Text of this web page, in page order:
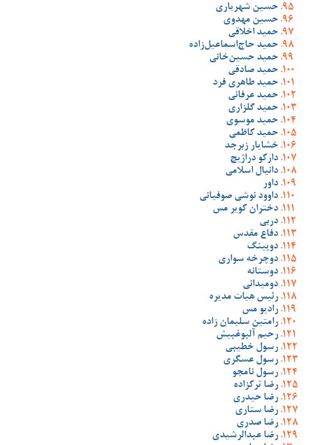
حسین شهریاری
حسین مهدوی
حمید اخلاقی
حمید حاج‌اسماعیل‌زاده
حمید حسین‌خانی
حمید صادقی
حمید طاهری فرد
حمید عرفانی
حمید گلزاری
حمید موسوی
حمید کاظمی
خشایار زبرجد
دارکو دراژیچ
دانیال اسلامی
داور
داوود نوشی صوفیانی
دختران کویر مس
دربی
دفاع مقدس
دوپینگ
دوچرخه سواری
دوستانه
دومیدانی
رئیس هیات مدیره
رادیو مس
رامتین سلیمان زاده
رحیم آلبوغبیش
رسول خطیبی
رسول عسگری
رسول نامجو
رضا ترکزاده
رضا حیدری
رضا ستاری
رضا صدری
رضا عبدالرشیدی